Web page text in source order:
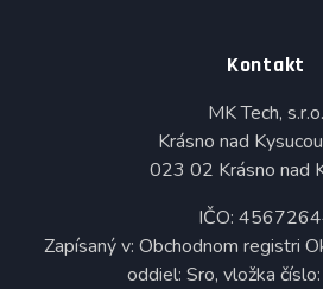
Kontakt
MK Tech, s.r.o.
Krásno nad
023 02 Krásno nad
IČO:
Zapísaný v: Obchodnom registri
oddiel: Sro, vložka